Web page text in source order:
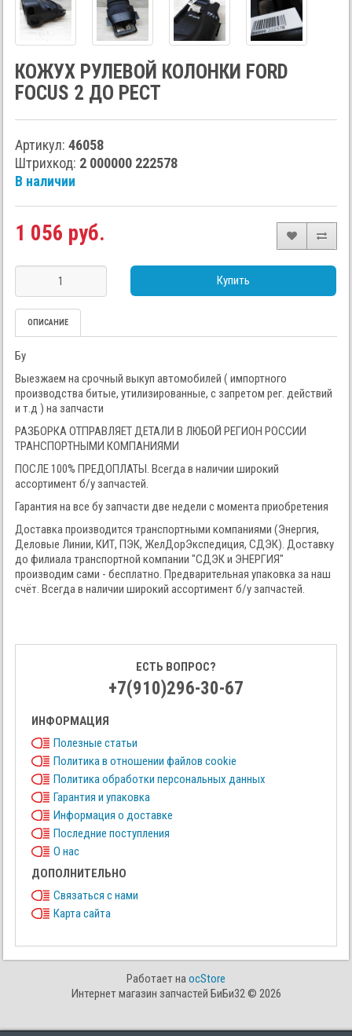
КОЖУХ РУЛЕВОЙ КОЛОНКИ FORD
FOCUS 2 ДО РЕСТ
Артикул:46058
Штрихкод: 2 000000 222578
В наличии
1 056 руб.
Купить
ОПИСАНИЕ
Бу
Выезжаем на срочный выкуп автомобилей ( импортного
производства битые, утилизированные, с запретом рег. действий
и т.д ) на запчасти
РАЗБОРКА ОТПРАВЛЯЕТ ДЕТАЛИ В ЛЮБОЙ РЕГИОН РОССИИ
ТРАНСПОРТНЫМИ КОМПАНИЯМИ
ПОСЛЕ 100% ПРЕДОПЛАТЫ. Всегда в наличии широкий
ассортимент б/у запчастей.
Гарантия на все бу запчасти две недели с момента приобретения
Доставка производится транспортными компаниями (Энергия,
Деловые Линии, КИТ, ПЭК, ЖелДорЭкспедиция, СДЭК). Доставку
до филиала транспортной компании "СДЭК и ЭНЕРГИЯ"
производим сами - бесплатно. Предварительная упаковка за наш
счёт. Всегда в наличии широкий ассортимент б/у запчастей.
ЕСТЬ ВОПРОС?
+7(910)296-30-67
ИНФОРМАЦИЯ
Полезные статьи
Политика в отношении файлов cookie
Политика обработки персональных данных
Гарантия и упаковка
Информация о доставке
Последние поступления
О нас
ДОПОЛНИТЕЛЬНО
Связаться с нами
Карта сайта
Работает наocStore
Интернет магазин запчастей БиБи32 © 2026